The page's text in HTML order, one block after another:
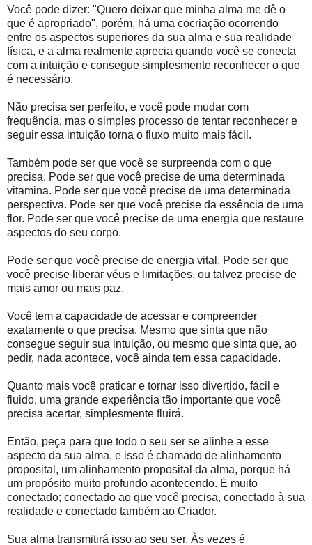
Você pode dizer: "Quero deixar que minha alma me dê o
que é apropriado", porém, há uma cocriação ocorrendo
entre os aspectos superiores da sua alma e sua realidade
física, e a alma realmente aprecia quando você se conecta
com a intuição e consegue simplesmente reconhecer o que
é necessário.
Não precisa ser perfeito, e você pode mudar com
frequência, mas o simples processo de tentar reconhecer e
seguir essa intuição torna o fluxo muito mais fácil.
Também pode ser que você se surpreenda com o que
precisa. Pode ser que você precise de uma determinada
vitamina. Pode ser que você precise de uma determinada
perspectiva. Pode ser que você precise da essência de uma
flor. Pode ser que você precise de uma energia que restaure
aspectos do seu corpo.
Pode ser que você precise de energia vital. Pode ser que
você precise liberar véus e limitações, ou talvez precise de
mais amor ou mais paz.
Você tem a capacidade de acessar e compreender
exatamente o que precisa. Mesmo que sinta que não
consegue seguir sua intuição, ou mesmo que sinta que, ao
pedir, nada acontece, você ainda tem essa capacidade.
Quanto mais você praticar e tornar isso divertido, fácil e
fluido, uma grande experiência tão importante que você
precisa acertar, simplesmente fluirá.
Então, peça para que todo o seu ser se alinhe a esse
aspecto da sua alma, e isso é chamado de alinhamento
proposital, um alinhamento proposital da alma, porque há
um propósito muito profundo acontecendo. É muito
conectado; conectado ao que você precisa, conectado à sua
realidade e conectado também ao Criador.
Sua alma transmitirá isso ao seu ser. Às vezes é